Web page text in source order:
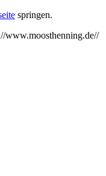
springen.
www.moosthenning.de//